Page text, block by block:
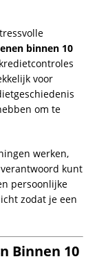
werken,
persoonlijke
zodat je een
Binnen 10
De termsnel
geld lenen
binnen 10
minuten op
vaak